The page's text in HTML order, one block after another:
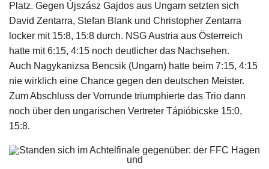
Platz. Gegen Újszász Gajdos aus Ungarn setzten sich
David Zentarra, Stefan Blank und Christopher Zentarra
locker mit 15:8, 15:8 durch. NSG Austria aus Österreich
hatte mit 6:15, 4:15 noch deutlicher das Nachsehen.
Auch Nagykanizsa Bencsik (Ungarn) hatte beim 7:15, 4:15
nie wirklich eine Chance gegen den deutschen Meister.
Zum Abschluss der Vorrunde triumphierte das Trio dann
noch über den ungarischen Vertreter Tápióbicske 15:0,
15:8.